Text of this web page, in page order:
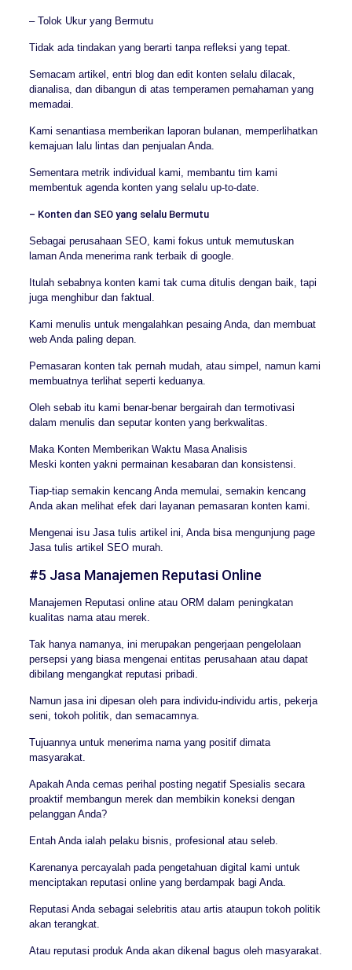
– Tolok Ukur yang Bermutu
Tidak ada tindakan yang berarti tanpa refleksi yang tepat.
Semacam artikel, entri blog dan edit konten selalu dilacak,
dianalisa, dan dibangun di atas temperamen pemahaman yang
memadai.
Kami senantiasa memberikan laporan bulanan, memperlihatkan
kemajuan lalu lintas dan penjualan Anda.
Sementara metrik individual kami, membantu tim kami
membentuk agenda konten yang selalu up-to-date.
– Konten dan SEO yang selalu Bermutu
Sebagai perusahaan SEO, kami fokus untuk memutuskan
laman Anda menerima rank terbaik di google.
Itulah sebabnya konten kami tak cuma ditulis dengan baik, tapi
juga menghibur dan faktual.
Kami menulis untuk mengalahkan pesaing Anda, dan membuat
web Anda paling depan.
Pemasaran konten tak pernah mudah, atau simpel, namun kami
membuatnya terlihat seperti keduanya.
Oleh sebab itu kami benar-benar bergairah dan termotivasi
dalam menulis dan seputar konten yang berkwalitas.
Maka Konten Memberikan Waktu Masa Analisis
Meski konten yakni permainan kesabaran dan konsistensi.
Tiap-tiap semakin kencang Anda memulai, semakin kencang
Anda akan melihat efek dari layanan pemasaran konten kami.
Mengenai isu Jasa tulis artikel ini, Anda bisa mengunjung page
Jasa tulis artikel SEO murah.
#5 Jasa Manajemen Reputasi Online
Manajemen Reputasi online atau ORM dalam peningkatan
kualitas nama atau merek.
Tak hanya namanya, ini merupakan pengerjaan pengelolaan
persepsi yang biasa mengenai entitas perusahaan atau dapat
dibilang mengangkat reputasi pribadi.
Namun jasa ini dipesan oleh para individu-individu artis, pekerja
seni, tokoh politik, dan semacamnya.
Tujuannya untuk menerima nama yang positif dimata
masyarakat.
Apakah Anda cemas perihal posting negatif Spesialis secara
proaktif membangun merek dan membikin koneksi dengan
pelanggan Anda?
Entah Anda ialah pelaku bisnis, profesional atau seleb.
Karenanya percayalah pada pengetahuan digital kami untuk
menciptakan reputasi online yang berdampak bagi Anda.
Reputasi Anda sebagai selebritis atau artis ataupun tokoh politik
akan terangkat.
Atau reputasi produk Anda akan dikenal bagus oleh masyarakat.